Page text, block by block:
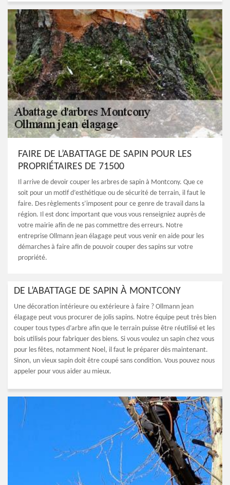
FAIRE DE L’ABATTAGE DE SAPIN POUR LES
PROPRIÉTAIRES DE 71500
Il arrive de devoir couper les arbres de sapin à Montcony. Que ce
soit pour un motif d’esthétique ou de sécurité de terrain, il faut le
faire. Des règlements s’imposent pour ce genre de travail dans la
région. Il est donc important que vous vous renseigniez auprès de
votre mairie afin de ne pas commettre des erreurs. Notre
entreprise Ollmann jean élagage peut vous venir en aide pour les
démarches à faire afin de pouvoir couper des sapins sur votre
propriété.
DE L’ABATTAGE DE SAPIN À MONTCONY
Une décoration intérieure ou extérieure à faire ? Ollmann jean
élagage peut vous procurer de jolis sapins. Notre équipe peut très bien
couper tous types d’arbre afin que le terrain puisse être réutilisé et les
bois utilisés pour fabriquer des biens. Si vous voulez un sapin chez vous
pour les fêtes, notamment Noel, il faut le préparer dès maintenant.
Sinon, un vieux sapin doit être coupé sans condition. Vous pouvez nous
appeler pour vous aider au mieux.